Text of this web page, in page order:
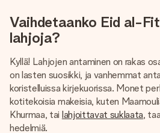
Vaihdetaanko Eid al-
lahjoja?
Kyllä! Lahjojen antaminen on rakas
on lasten suosikki, ja vanhemmat
koristelluissa kirjekuorissa. Monet
kotitekoisia makeisia, kuten
Khurmaa, tai lahjoittavat suklaata,
hedelmiä.